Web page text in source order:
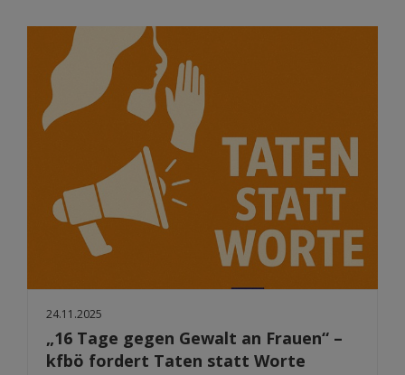
24.11.2025
„16 Tage gegen Gewalt an Frauen“ –
kfbö fordert Taten statt Worte